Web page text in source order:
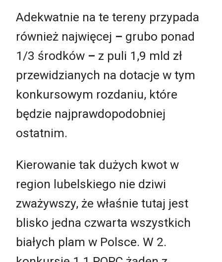
Adekwatnie na te tereny przypada
również najwięcej – grubo ponad
1/3 środków – z puli 1,9 mld zł
przewidzianych na dotacje w tym
konkursowym rozdaniu, które
będzie najprawdopodobniej
ostatnim.
Kierowanie tak dużych kwot w
region lubelskiego nie dziwi
zważywszy, że właśnie tutaj jest
blisko jedna czwarta wszystkich
białych plam w Polsce. W 2.